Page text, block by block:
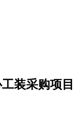
装采购项目